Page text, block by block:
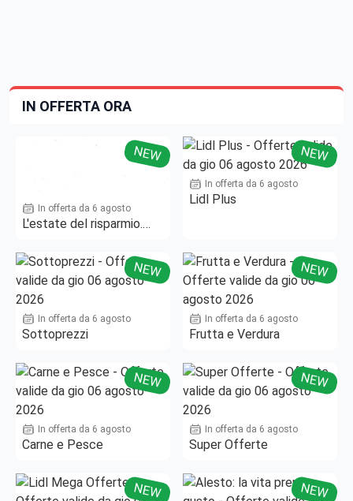
IN OFFERTA ORA
NEW
In offerta da 6 agosto
L'estate del risparmio.
NEW
In offerta da 6 agosto
Lidl Plus
NEW
In offerta da 6 agosto
Sottoprezzi
NEW
In offerta da 6 agosto
Frutta e Verdura
NEW
In offerta da 6 agosto
Carne e Pesce
NEW
In offerta da 6 agosto
Super Offerte
NEW NEW